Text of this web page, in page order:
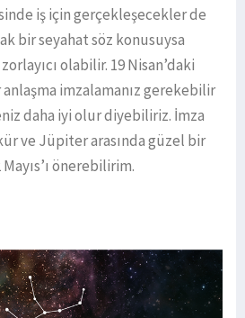
iş için gerçekleşecekler de
bir seyahat söz konusuysa
olabilir. 19 Nisan’daki
imzalamanız gerekebilir
daha iyi olur diyebiliriz. İmza
ve Jüpiter arasında güzel bir
Mayıs’ı önerebilirim.